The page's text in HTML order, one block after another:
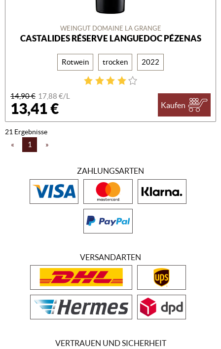
WEINGUT DOMAINE LA GRANGE
CASTALIDES RÉSERVE LANGUEDOC PÉZENAS
Rotwein trocken 2022
14,90 € 17,88 €/L
13,41 € Kaufen
21 Ergebnisse
« 1 »
ZAHLUNGSARTEN
VERSANDARTEN
VERTRAUEN UND SICHERHEIT